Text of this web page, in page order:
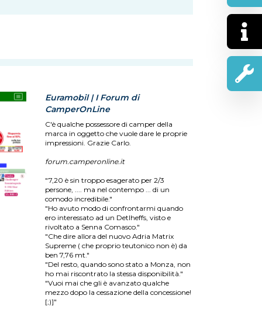
Euramobil | I Forum di
CamperOnLine
C'è qualche possessore di camper della
marca in oggetto che vuole dare le proprie
impressioni. Grazie Carlo.
forum.camperonline.it
"7,20 è sin troppo esagerato per 2/3
persone, .... ma nel contempo ... di un
comodo incredibile."
"Ho avuto modo di confrontarmi quando
ero interessato ad un Detlheffs, visto e
rivoltato a Senna Comasco."
"Che dire allora del nuovo Adria Matrix
Supreme ( che proprio teutonico non è) da
ben 7,76 mt."
"Del resto, quando sono stato a Monza, non
ho mai riscontrato la stessa disponibilità."
"Vuoi mai che gli è avanzato qualche
mezzo dopo la cessazione della concessione!
[;)]"